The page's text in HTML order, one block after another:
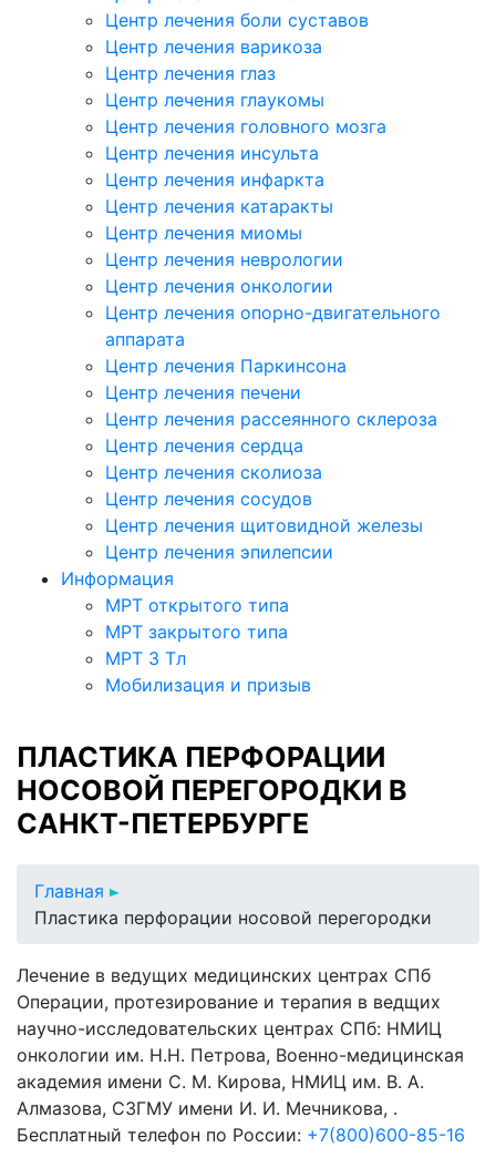
Центр лечения боли суставов
Центр лечения варикоза
Центр лечения глаз
Центр лечения глаукомы
Центр лечения головного мозга
Центр лечения инсульта
Центр лечения инфаркта
Центр лечения катаракты
Центр лечения миомы
Центр лечения неврологии
Центр лечения онкологии
Центр лечения опорно-двигательного
аппарата
Центр лечения Паркинсона
Центр лечения печени
Центр лечения рассеянного склероза
Центр лечения сердца
Центр лечения сколиоза
Центр лечения сосудов
Центр лечения щитовидной железы
Центр лечения эпилепсии
Информация
МРТ открытого типа
МРТ закрытого типа
МРТ 3 Тл
Мобилизация и призыв
ПЛАСТИКА ПЕРФОРАЦИИ
НОСОВОЙ ПЕРЕГОРОДКИ В
САНКТ-ПЕТЕРБУРГЕ
Главная
Пластика перфорации носовой перегородки
Лечение в ведущих медицинских центрах СПб
Операции, протезирование и терапия в ведщих
научно-исследовательских центрах СПб: НМИЦ
онкологии им. Н.Н. Петрова, Военно-медицинская
академия имени С. М. Кирова, НМИЦ им. В. А.
Алмазова, СЗГМУ имени И. И. Мечникова, .
Бесплатный телефон по России: +7(800)600-85-16